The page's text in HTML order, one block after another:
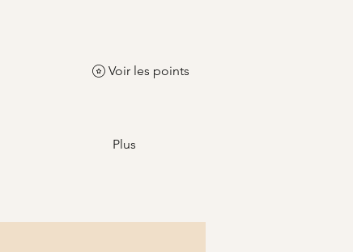
Voir les points
Plus